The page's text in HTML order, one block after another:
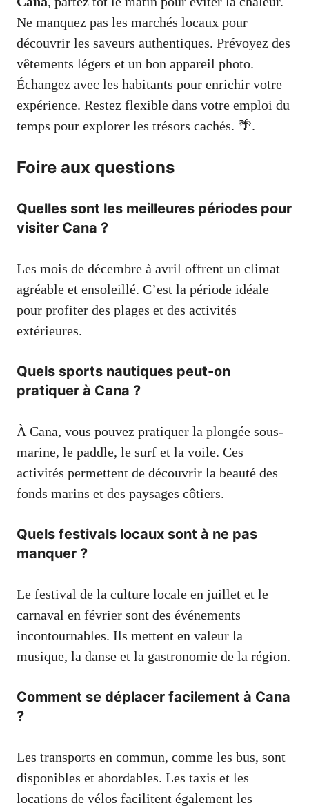
Ne manquez pas les marchés locaux pour
découvrir les saveurs authentiques. Prévoyez des
vêtements légers et un bon appareil photo.
Échangez avec les habitants pour enrichir votre
expérience. Restez flexible dans votre emploi du
temps pour explorer les trésors cachés. 🌴.
Foire aux questions
Quelles sont les meilleures périodes pour
visiter Cana ?
Les mois de décembre à avril offrent un climat
agréable et ensoleillé. C’est la période idéale
pour profiter des plages et des activités
extérieures.
Quels sports nautiques peut-on
pratiquer à Cana ?
À Cana, vous pouvez pratiquer la plongée sous-
marine, le paddle, le surf et la voile. Ces
activités permettent de découvrir la beauté des
fonds marins et des paysages côtiers.
Quels festivals locaux sont à ne pas
manquer ?
Le festival de la culture locale en juillet et le
carnaval en février sont des événements
incontournables. Ils mettent en valeur la
musique, la danse et la gastronomie de la région.
Comment se déplacer facilement à Cana
?
Les transports en commun, comme les bus, sont
disponibles et abordables. Les taxis et les
locations de vélos facilitent également les